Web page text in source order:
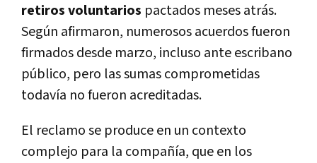
retiros voluntarios pactados meses atrás.
Según afirmaron, numerosos acuerdos fueron
firmados desde marzo, incluso ante escribano
público, pero las sumas comprometidas
todavía no fueron acreditadas.
El reclamo se produce en un contexto
complejo para la compañía, que en los